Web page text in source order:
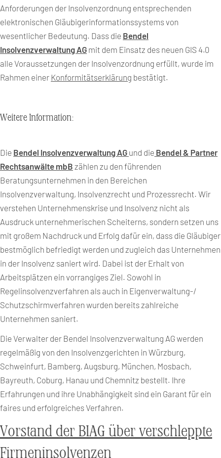
Anforderungen der Insolvenzordnung entsprechenden
elektronischen Gläubigerinformationssystems von
wesentlicher Bedeutung. Dass die Bendel
Insolvenzverwaltung AG mit dem Einsatz des neuen GIS 4.0
alle Voraussetzungen der Insolvenzordnung erfüllt, wurde im
Rahmen einer Konformitätserklärung bestätigt.
Weitere Information:
Die Bendel Insolvenzverwaltung AG und die Bendel & Partner
Rechtsanwälte mbB zählen zu den führenden
Beratungsunternehmen in den Bereichen
Insolvenzverwaltung, Insolvenzrecht und Prozessrecht. Wir
verstehen Unternehmenskrise und Insolvenz nicht als
Ausdruck unternehmerischen Scheiterns, sondern setzen uns
mit großem Nachdruck und Erfolg dafür ein, dass die Gläubiger
bestmöglich befriedigt werden und zugleich das Unternehmen
in der Insolvenz saniert wird. Dabei ist der Erhalt von
Arbeitsplätzen ein vorrangiges Ziel. Sowohl in
Regelinsolvenzverfahren als auch in Eigenverwaltung-/
Schutzschirmverfahren wurden bereits zahlreiche
Unternehmen saniert.
Die Verwalter der Bendel Insolvenzverwaltung AG werden
regelmäßig von den Insolvenzgerichten in Würzburg,
Schweinfurt, Bamberg, Augsburg, München, Mosbach,
Bayreuth, Coburg, Hanau und Chemnitz bestellt. Ihre
Erfahrungen und ihre Unabhängigkeit sind ein Garant für ein
faires und erfolgreiches Verfahren.
Vorstand der BIAG über verschleppte
Firmeninsolvenzen